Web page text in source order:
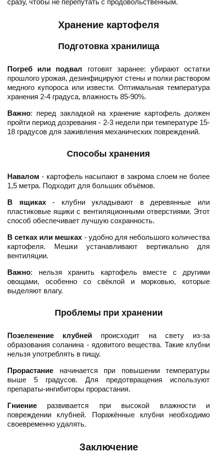
сразу, чтобы не перепутать с продовольственным.
Хранение картофеля
Подготовка хранилища
Погреб или подвал готовят заранее: убирают остатки
прошлого урожая, дезинфицируют стены и полки раствором
медного купороса или извести. Оптимальная температура
хранения 2-4 градуса, влажность 85-90%.
Важно: перед закладкой на хранение картофель должен
пройти период дозревания - 2-3 недели при температуре 15-
18 градусов для заживления механических повреждений.
Способы хранения
Навалом - картофель насыпают в закрома слоем не более
1,5 метра. Подходит для больших объёмов.
В ящиках- клубни укладывают в деревянные или
пластиковые ящики с вентиляционными отверстиями. Этот
способ обеспечивает лучшую сохранность.
В сетках или мешках - удобно для небольшого количества
картофеля. Мешки устанавливают вертикально для
вентиляции.
Важно: нельзя хранить картофель вместе с другими
овощами, особенно со свёклой и морковью, которые
выделяют влагу.
Проблемы при хранении
Позеленение клубней происходит на свету из-за
образования соланина - ядовитого вещества. Такие клубни
нельзя употреблять в пищу.
Прорастание начинается при повышении температуры
выше 5 градусов. Для предотвращения используют
препараты-ингибиторы прорастания.
Гниение развивается при высокой влажности и
повреждении клубней. Поражённые клубни необходимо
своевременно удалять.
Заключение